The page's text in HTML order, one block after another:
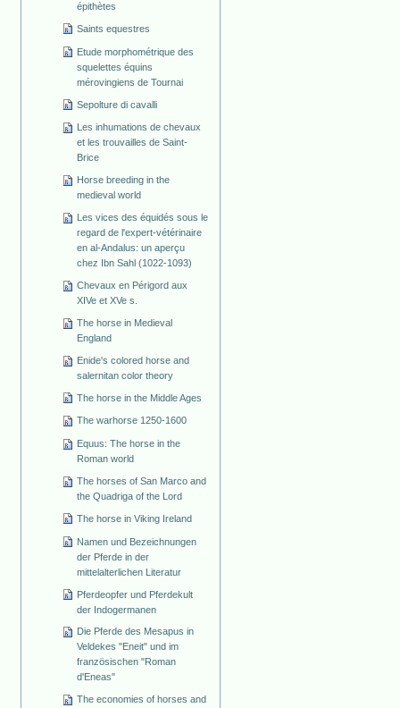
épithètes
Saints equestres
Etude morphométrique des
squelettes équins
mérovingiens de Tournai
Sepolture di cavalli
Les inhumations de chevaux
et les trouvailles de Saint-
Brice
Horse breeding in the
medieval world
Les vices des équidés sous le
regard de l'expert-vétérinaire
en al-Andalus: un aperçu
chez Ibn Sahl (1022-1093)
Chevaux en Périgord aux
XIVe et XVe s.
The horse in Medieval
England
Enide's colored horse and
salernitan color theory
The horse in the Middle Ages
The warhorse 1250-1600
Equus: The horse in the
Roman world
The horses of San Marco and
the Quadriga of the Lord
The horse in Viking Ireland
Namen und Bezeichnungen
der Pferde in der
mittelalterlichen Literatur
Pferdeopfer und Pferdekult
der Indogermanen
Die Pferde des Mesapus in
Veldekes "Eneit" und im
französischen "Roman
d'Eneas"
The economies of horses and